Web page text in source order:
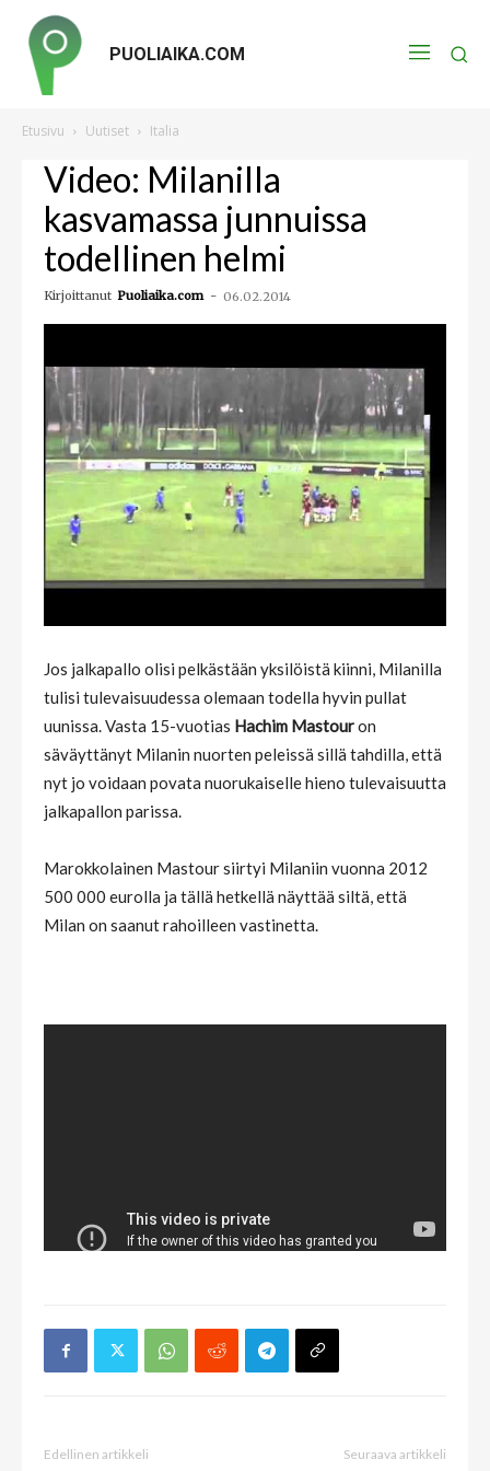
PUOLIAIKA.COM
Etusivu Uutiset Italia
Video: Milanilla
kasvamassa junnuissa
todellinen helmi
Kirjoittanut Puoliaika.com - 06.02.2014
Jos jalkapallo olisi pelkästään yksilöistä kiinni, Milanilla
tulisi tulevaisuudessa olemaan todella hyvin pullat
uunissa. Vasta 15-vuotias Hachim Mastouron
säväyttänyt Milanin nuorten peleissä sillä tahdilla, että
nyt jo voidaan povata nuorukaiselle hieno tulevaisuutta
jalkapallon parissa.
Marokkolainen Mastour siirtyi Milaniin vuonna 2012
500 000 eurolla ja tällä hetkellä näyttää siltä, että
Milan on saanut rahoilleen vastinetta.
Edellinen artikkeli Seuraava artikkeli